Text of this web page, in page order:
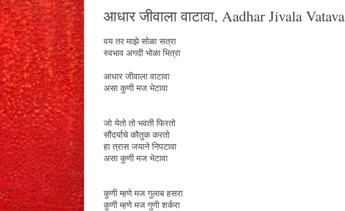
आधार जीवाला वाटावा, Aadhar Jivala Vatava
वय तर माझे सोळा सत्रा
स्वभाव अगदी भोळा भित्रा
आधार जीवाला वाटावा
असा कुणी मज भेटावा
जो येतो तो भवती फिरतो
सौंदर्याचे कौतुक करतो
हा त्रास जयाने निपटावा
असा कुणी मज भेटावा
कुणी म्हणे मज गुलाब हसरा
कुणी म्हणे मज गुणी शर्करा